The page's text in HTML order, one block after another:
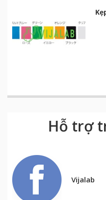
Hỗ trợ
Vijalab